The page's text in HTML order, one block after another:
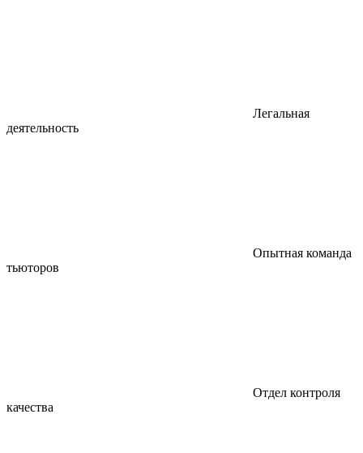
Легальная
деятельность
Опытная команда
тьюторов
Отдел контроля
качества